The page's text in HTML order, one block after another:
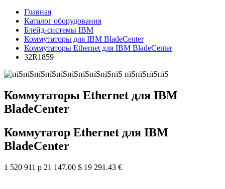
Главная
Каталог оборудования
Блейд-системы IBM
Коммутаторы для IBM BladeCenter
Коммутаторы Ethernet для IBM BladeCenter
32R1859
Коммутаторы Ethernet для IBM
BladeCenter
Коммутатор Ethernet для IBM
BladeCenter
1 520 911 р 21 147.00 $ 19 291.43 €